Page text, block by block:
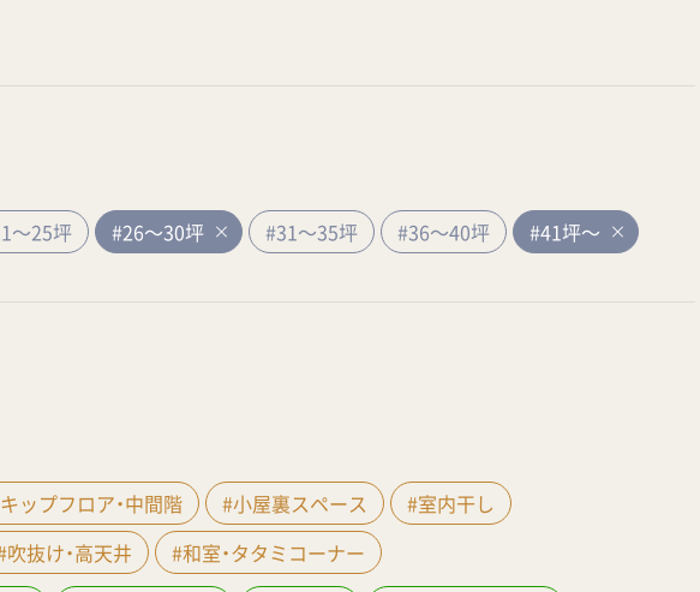
～25坪 #26～30坪 #31～35坪 #36～40坪 #41坪～
ップフロア・中間階 #小屋裏スペース
#室内干し
吹抜け・高天井
#和室・タタミコーナー